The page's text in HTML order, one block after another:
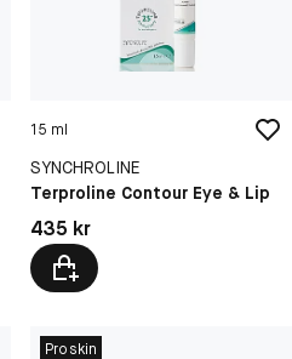
15 ml
SYNCHROLINE
Terproline Contour Eye & Lip
Pris: 435 kr
435 kr
Proskin